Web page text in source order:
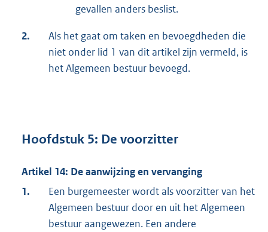
gevallen anders beslist.
2.
Als het gaat om taken en bevoegdheden die
niet onder lid 1 van dit artikel zijn vermeld, is
het Algemeen bestuur bevoegd.
Hoofdstuk 5: De voorzitter
Artikel 14: De aanwijzing en vervanging
1.
Een burgemeester wordt als voorzitter van het
Algemeen bestuur door en uit het Algemeen
bestuur aangewezen. Een andere